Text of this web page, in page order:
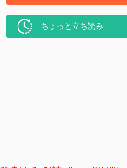
ちょっと立ち読み